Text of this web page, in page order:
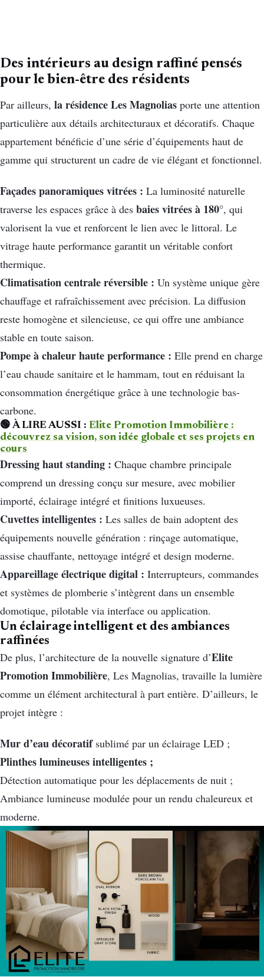
Des intérieurs au design raffiné pensés
pour le bien-être des résidents
Par ailleurs, la résidence Les Magnolias porte une attention
particulière aux détails architecturaux et décoratifs. Chaque
appartement bénéficie d’une série d’équipements haut de
gamme qui structurent un cadre de vie élégant et fonctionnel.
Façades panoramiques vitrées : La luminosité naturelle
traverse les espaces grâce à des baies vitrées à 180°, qui
valorisent la vue et renforcent le lien avec le littoral. Le
vitrage haute performance garantit un véritable confort
thermique.
Climatisation centrale réversible : Un système unique gère
chauffage et rafraîchissement avec précision. La diffusion
reste homogène et silencieuse, ce qui offre une ambiance
stable en toute saison.
Pompe à chaleur haute performance : Elle prend en charge
l’eau chaude sanitaire et le hammam, tout en réduisant la
consommation énergétique grâce à une technologie bas-
carbone.
🟢 À LIRE AUSSI : Elite Promotion Immobilière :
découvrez sa vision, son idée globale et ses projets en
cours
Dressing haut standing : Chaque chambre principale
comprend un dressing conçu sur mesure, avec mobilier
importé, éclairage intégré et finitions luxueuses.
Cuvettes intelligentes : Les salles de bain adoptent des
équipements nouvelle génération : rinçage automatique,
assise chauffante, nettoyage intégré et design moderne.
Appareillage électrique digital : Interrupteurs, commandes
et systèmes de plomberie s’intègrent dans un ensemble
domotique, pilotable via interface ou application.
Un éclairage intelligent et des ambiances
raffinées
De plus, l’architecture de la nouvelle signature d’Elite
Promotion Immobilière, Les Magnolias, travaille la lumière
comme un élément architectural à part entière. D’ailleurs, le
projet intègre :
Mur d’eau décoratifsublimé par un éclairage LED ;
Plinthes lumineuses intelligentes ;
Détection automatique pour les déplacements de nuit ;
Ambiance lumineuse modulée pour un rendu chaleureux et
moderne.